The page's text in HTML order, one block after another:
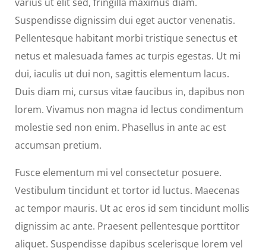
Suspendisse dignissim dui eget auctor venenatis.
Pellentesque habitant morbi tristique senectus et
netus et malesuada fames ac turpis egestas. Ut mi
dui, iaculis ut dui non, sagittis elementum lacus.
Duis diam mi, cursus vitae faucibus in, dapibus non
lorem. Vivamus non magna id lectus condimentum
molestie sed non enim. Phasellus in ante ac est
accumsan pretium.
Fusce elementum mi vel consectetur posuere.
Vestibulum tincidunt et tortor id luctus. Maecenas
ac tempor mauris. Ut ac eros id sem tincidunt mollis
dignissim ac ante. Praesent pellentesque porttitor
aliquet. Suspendisse dapibus scelerisque lorem vel